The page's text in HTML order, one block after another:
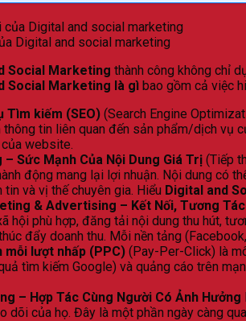
Digital and social marketing
Social Marketing thành công không chỉ
Social Marketing là gì bao gồm cả việc
Tìm kiếm (SEO) (Search Engine
tin liên quan đến sản phẩm/dịch vụ
website.
Sức Mạnh Của Nội Dung Giá Trị (Tiếp
động mang lại lợi nhuận. Nội dung có
và vị thế chuyên gia. Hiểu Digital and
& Advertising – Kết Nối, Tương Tác
hội phù hợp, đăng tải nội dung thu hút,
đẩy doanh thu. Mỗi nền tảng
mỗi lượt nhấp (PPC) (Pay-Per-Click) là
tìm kiếm Google) và quảng cáo trên
– Hợp Tác Cùng Người Có Ảnh Hưởng
dõi của họ. Đây là một phần ngày càng